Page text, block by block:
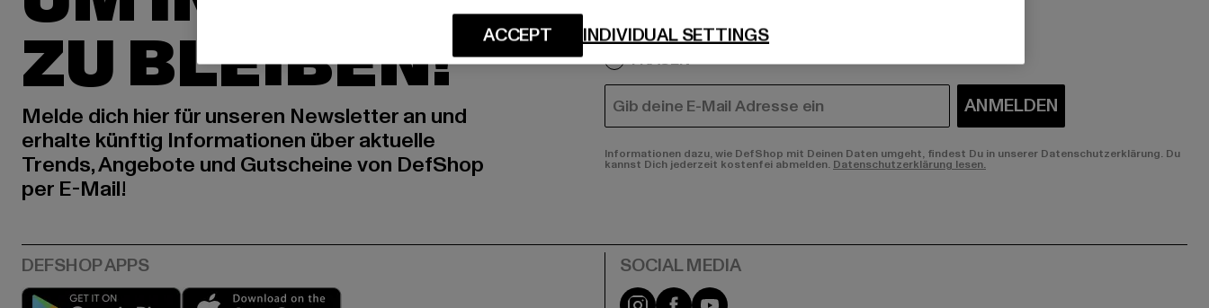
ZU BLEIBEN!
Melde dich hier für unseren Newsletter an und
erhalte künftig Informationen über aktuelle
Trends, Angebote und Gutscheine von DefShop
per E-Mail!
MÄNNER
FRAUEN
E-MAIL ANMELDEN
Informationen dazu, wie DefShop mit Deinen Daten umgeht, findest Du in unserer Datenschutzerklärung. Du
kannst Dich jederzeit kostenfei abmelden. Datenschutzerklärung lesen.
Play market Instagram
FacebookYouTube
INDIVIDUAL SETTINGS
ACCEPT